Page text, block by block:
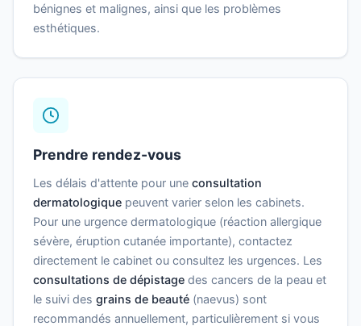
bénignes et malignes, ainsi que les problèmes
esthétiques.
Prendre rendez-vous
Les délais d'attente pour une consultation
dermatologique peuvent varier selon les cabinets.
Pour une urgence dermatologique (réaction allergique
sévère, éruption cutanée importante), contactez
directement le cabinet ou consultez les urgences. Les
consultations de dépistage des cancers de la peau et
le suivi des grains de beauté (naevus) sont
recommandés annuellement, particulièrement si vous